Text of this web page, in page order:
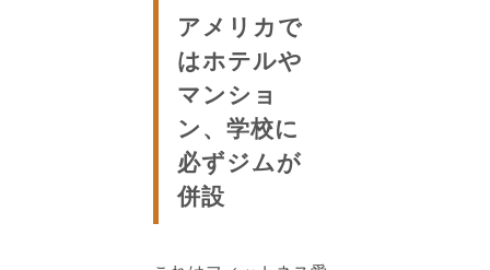
アメリカで
はホテルや
マンショ
ン、学校に
必ずジムが
併設